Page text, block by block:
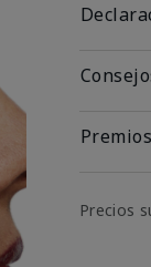
Precios